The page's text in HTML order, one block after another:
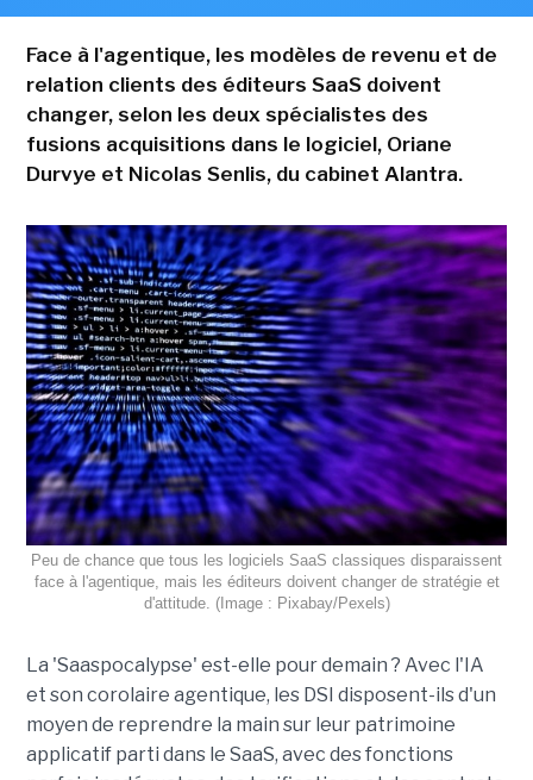
Face à l'agentique, les modèles de revenu et de
relation clients des éditeurs SaaS doivent
changer, selon les deux spécialistes des
fusions acquisitions dans le logiciel, Oriane
Durvye et Nicolas Senlis, du cabinet Alantra.
Peu de chance que tous les logiciels SaaS classiques disparaissent
face à l'agentique, mais les éditeurs doivent changer de stratégie et
d'attitude. (Image : Pixabay/Pexels)
La 'Saaspocalypse' est-elle pour demain ? Avec l'IA
et son corolaire agentique, les DSI disposent-ils d'un
moyen de reprendre la main sur leur patrimoine
applicatif parti dans le SaaS, avec des fonctions